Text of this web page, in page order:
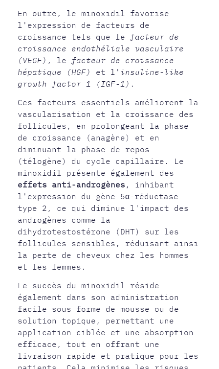
En outre, le minoxidil favorise
l'expression de facteurs de
croissance tels que le facteur de
croissance endothéliale vasculaire
(VEGF) , le facteur de croissance
hépatique (HGF)
et l' insuline-like
growth factor 1 (IGF-1) .
Ces facteurs essentiels améliorent la
vascularisation et la croissance des
follicules, en prolongeant la phase
de croissance (anagène) et en
diminuant la phase de repos
(télogène) du cycle capillaire. Le
minoxidil présente également des
effets anti-androgènes , inhibant
l'expression du gène 5α-réductase
type 2, ce qui diminue l'impact des
androgènes comme la
dihydrotestostérone (DHT) sur les
follicules sensibles, réduisant ainsi
la perte de cheveux chez les hommes
et les femmes.
Le succès du minoxidil réside
également dans son administration
facile sous forme de mousse ou de
solution topique, permettant une
application ciblée et une absorption
efficace, tout en offrant une
livraison rapide et pratique pour les